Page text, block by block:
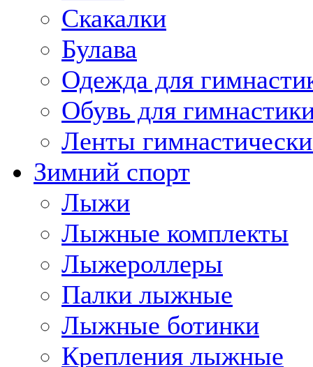
Скакалки
Булава
Одежда для
Обувь для
Ленты
Зимний спорт
Лыжи
Лыжные комплекты
Лыжероллеры
Палки лыжные
Лыжные ботинки
Крепления лыжные